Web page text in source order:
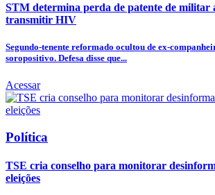
STM determina perda de patente de militar
transmitir HIV
Segundo-tenente reformado ocultou de ex-
soropositivo. Defesa disse que...
Acessar
Política
TSE cria conselho para monitorar
eleições